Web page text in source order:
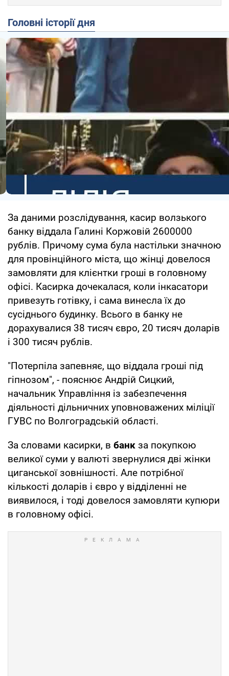
Головні історії дня
За даними розслідування, касир волзького
банку віддала Галині Коржовій 2600000
рублів. Причому сума була настільки значною
для провінційного міста, що жінці довелося
замовляти для клієнтки гроші в головному
офісі. Касирка дочекалася, коли інкасатори
привезуть готівку, і сама винесла їх до
сусіднього будинку. Всього в банку не
дорахувалися 38 тисяч євро, 20 тисяч доларів
і 300 тисяч рублів.
"Потерпіла запевняє, що віддала гроші під
гіпнозом", - пояснює Андрій Сицкий,
начальник Управління із забезпечення
діяльності дільничних уповноважених міліції
ГУВС по Волгоградській області.
За словами касирки, в банк за покупкою
великої суми у валюті звернулися дві жінки
циганської зовнішності. Але потрібної
кількості доларів і євро у відділенні не
виявилося, і тоді довелося замовляти купюри
в головному офісі.